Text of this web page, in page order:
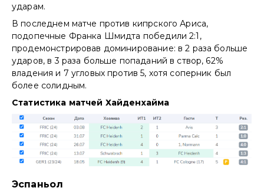
ударам.
В последнем матче против кипрского Ариса,
подопечные Франка Шмидта победили 2:1,
продемонстрировав доминирование: в 2 раза больше
ударов, в 3 раза больше попаданий в створ, 62%
владения и 7 угловых против 5, хотя соперник был
более солидным.
Статистика матчей Хайденхайма
Эспаньол